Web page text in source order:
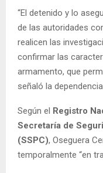
“El detenido y lo
de las autoridades
realicen las
confirmar las
armamento, que
señaló la
Según el Registro
Secretaría de
(SSPC), Oseguera
temporalmente “en